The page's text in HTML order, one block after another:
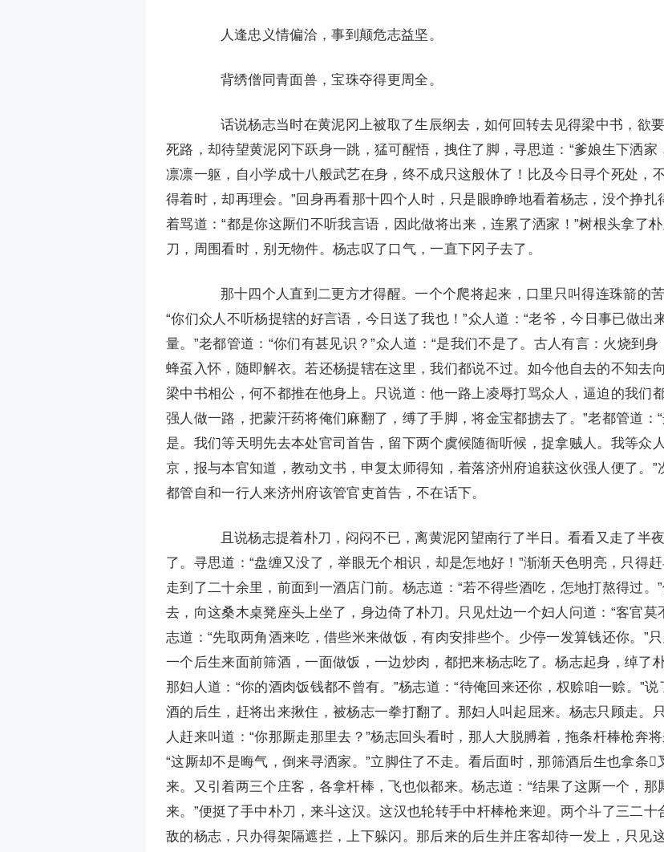
人逢忠义情偏洽，事到颠危志益坚。
背绣僧同青面兽，宝珠夺得更周全。
话说杨志当时在黄泥冈上被取了生辰纲去，如何回转去见得梁中书，欲
死路，却待望黄泥冈下跃身一跳，猛可醒悟，拽住了脚，寻思道：“爹娘生下洒家
凛凛一躯，自小学成十八般武艺在身，终不成只这般休了！比及今日寻个死处，
得着时，却再理会。”回身再看那十四个人时，只是眼睁睁地看着杨志，没个挣扎
着骂道：“都是你这厮们不听我言语，因此做将出来，连累了洒家！”树根头拿了
刀，周围看时，别无物件。杨志叹了口气，一直下冈子去了。
那十四个人直到二更方才得醒。一个个爬将起来，口里只叫得连珠箭的苦
“你们众人不听杨提辖的好言语，今日送了我也！”众人道：“老爷，今日事已做出
量。”老都管道：“你们有甚见识？”众人道：“是我们不是了。古人有言：火烧到身
蜂虿入怀，随即解衣。若还杨提辖在这里，我们都说不过。如今他自去的不知去
梁中书相公，何不都推在他身上。只说道：他一路上凌辱打骂众人，逼迫的我们
强人做一路，把蒙汗药将俺们麻翻了，缚了手脚，将金宝都掳去了。”老都管道：
是。我们等天明先去本处官司首告，留下两个虞候随衙听候，捉拿贼人。我等众
京，报与本官知道，教动文书，申复太师得知，着落济州府追获这伙强人便了。”
都管自和一行人来济州府该管官吏首告，不在话下。
且说杨志提着朴刀，闷闷不已，离黄泥冈望南行了半日。看看又走了半
了。寻思道：“盘缠又没了，举眼无个相识，却是怎地好！”渐渐天色明亮，只得
走到了二十余里，前面到一酒店门前。杨志道：“若不得些酒吃，怎地打熬得过。
去，向这桑木桌凳座头上坐了，身边倚了朴刀。只见灶边一个妇人问道：“客官莫
志道：“先取两角酒来吃，借些米来做饭，有肉安排些个。少停一发算钱还你。”
一个后生来面前筛酒，一面做饭，一边炒肉，都把来杨志吃了。杨志起身，绰了
那妇人道：“你的酒肉饭钱都不曾有。”杨志道：“待俺回来还你，权赊咱一赊。”
酒的后生，赶将出来揪住，被杨志一拳打翻了。那妇人叫起屈来。杨志只顾走。
人赶来叫道：“你那厮走那里去？”杨志回头看时，那人大脱膊着，拖条杆棒枪奔将
“这厮却不是晦气，倒来寻洒家。”立脚住了不走。看后面时，那筛酒后生也拿条
来。又引着两三个庄客，各拿杆棒，飞也似都来。杨志道：“结果了这厮一个，那
来。”便挺了手中朴刀，来斗这汉。这汉也轮转手中杆棒枪来迎。两个斗了三二十
敌的杨志，只办得架隔遮拦，上下躲闪。那后来的后生并庄客却待一发上，只见